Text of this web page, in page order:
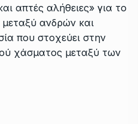
απτές αλήθειες» για το
μεταξύ ανδρών και
που στοχεύει στην
χάσματος μεταξύ των